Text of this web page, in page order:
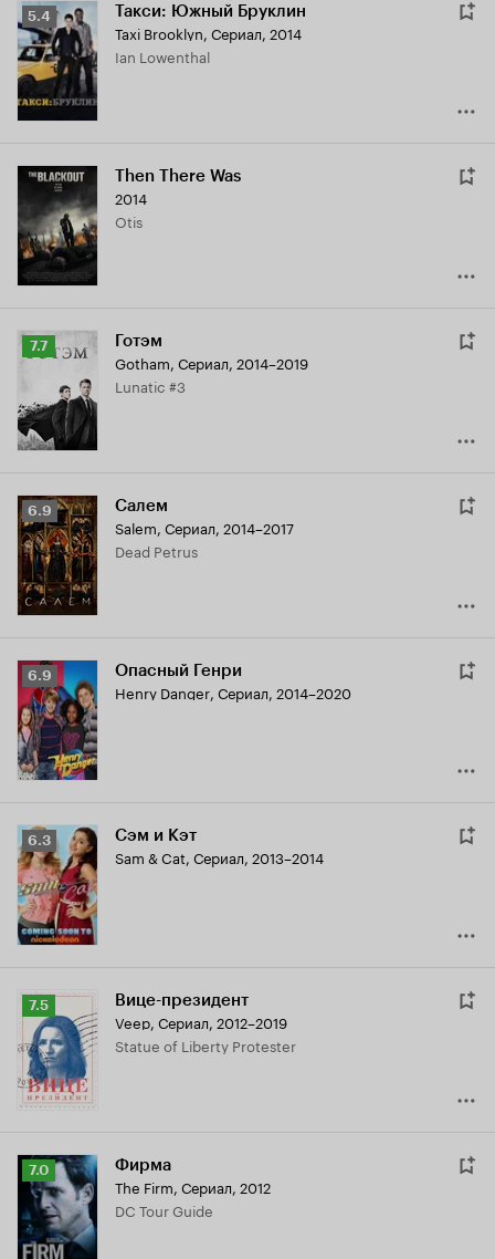
Рейтинг
Кинопоиска
5.4
5.4 Такси: Южный Бруклин
Taxi Brooklyn, Сериал, 2014
Ian Lowenthal
Then There Was
2014
Otis
Рейтинг
7.7 Готэм
Gotham, Сериал, 2014–2019
Lunatic #3
Рейтинг
Кинопоиска
6.9
6.9 Салем
Salem, Сериал, 2014–2017
Dead Petrus
Рейтинг
Кинопоиска
6.9
6.9 Опасный Генри
Henry Danger, Сериал, 2014–2020
Рейтинг
Кинопоиска
6.3
6.3 Сэм и Кэт
Sam & Cat, Сериал, 2013–2014
Рейтинг
Кинопоиска
7.5
7.5 Вице-президент
Veep, Сериал, 2012–2019
Statue of Liberty Protester
Рейтинг
Кинопоиска
7.0
7.0 Фирма
The Firm, Сериал, 2012
DC Tour Guide